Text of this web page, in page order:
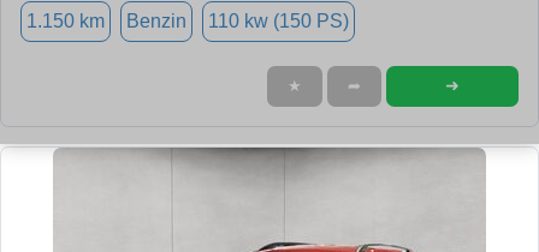
1.150 km Benzin 110 kw (150 PS)
★ ➦ ➜